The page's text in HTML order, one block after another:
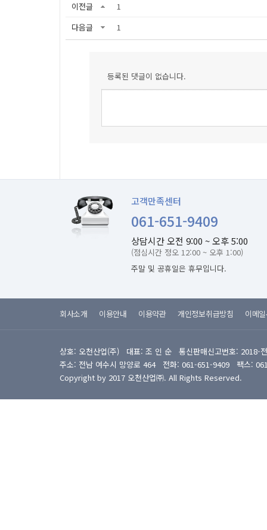
이전글
1
다음글
1
등록된 댓글이 없습니다.
고객만족센터
061-651-9409
상담시간 오전 9:00 ~ 오후 5:00
(점심시간 정오 12:00 ~ 오후 1:00)
주말 및 공휴일은 휴무입니다.
회사소개 이용안내 이용약관 개인정보취급방침 이메
상호: 오천산업(주) 대표: 조 인 순 통신판매신고번호: 2018-
주소: 전남 여수시 망양로 464 전화: 061-651-9409 팩스:
Copyright by 2017 오천산업㈜. All Rights Reserved.